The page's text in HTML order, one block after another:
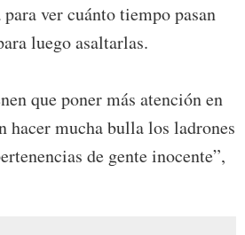
ver cuánto tiempo pasan
luego asaltarlas.
que poner más atención en
hacer mucha bulla los ladrones
de gente inocente”,